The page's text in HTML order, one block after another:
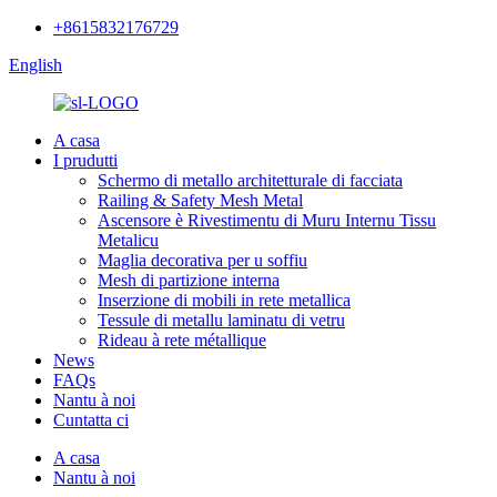
+8615832176729
English
A casa
I prudutti
Schermo di metallo architetturale di facciata
Railing & Safety Mesh Metal
Ascensore è Rivestimentu di Muru Internu Tissu
Metalicu
Maglia decorativa per u soffiu
Mesh di partizione interna
Inserzione di mobili in rete metallica
Tessule di metallu laminatu di vetru
Rideau à rete métallique
News
FAQs
Nantu à noi
Cuntatta ci
A casa
Nantu à noi